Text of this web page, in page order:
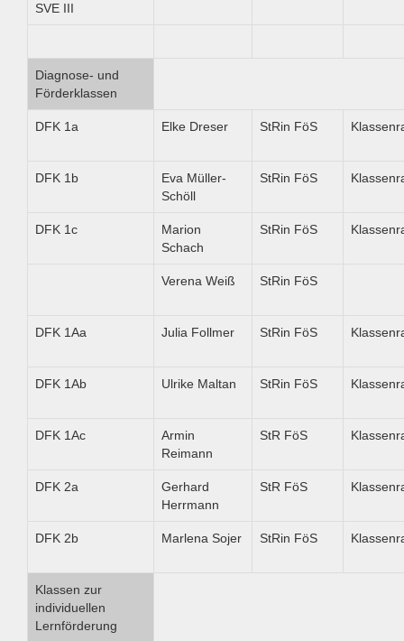
SVE III
Diagnose- und
Förderklassen
DFK 1a Elke Dreser StRin FöS
DFK 1b
Eva Müller-
Schöll
StRin FöS
DFK 1c
Marion
Schach
StRin FöS
Verena Weiß StRin FöS
DFK 1Aa Julia Follmer StRin FöS
DFK 1Ab Ulrike Maltan StRin FöS
DFK 1Ac
Armin
Reimann
StR FöS
DFK 2a
Gerhard
Herrmann
StR FöS
DFK 2b Marlena Sojer StRin FöS
Klassen zur
individuellen
Lernförderung